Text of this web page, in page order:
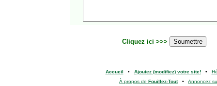
Cliquez ici >>>
Accueil • Ajoutez (modifiez) votre site!•
À propos de Fouillez-Tout• Annoncez